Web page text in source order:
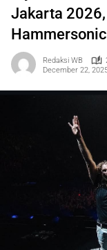
Jakarta
Hammersonic
Redaksi WB
December 22,